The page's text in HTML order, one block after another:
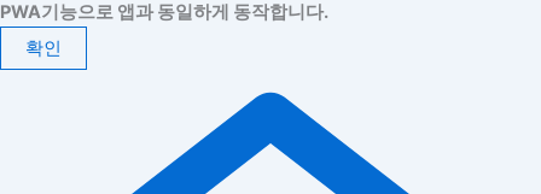
PWA기능으로 앱과 동일하게 동작합니다.
확인